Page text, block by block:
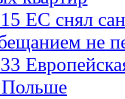
ЕС снял
не
Польше